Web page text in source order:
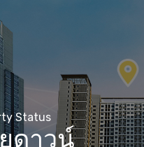
Status
ดาวน์